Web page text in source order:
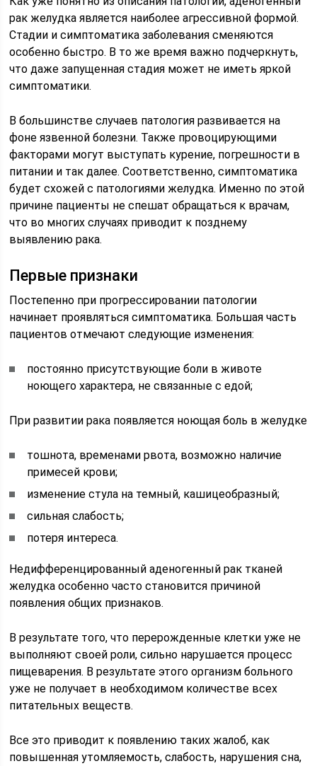
рак желудка является наиболее агрессивной формой.
Стадии и симптоматика заболевания сменяются
особенно быстро. В то же время важно подчеркнуть,
что даже запущенная стадия может не иметь яркой
симптоматики.
В большинстве случаев патология развивается на
фоне язвенной болезни. Также провоцирующими
факторами могут выступать курение, погрешности в
питании и так далее. Соответственно, симптоматика
будет схожей с патологиями желудка. Именно по этой
причине пациенты не спешат обращаться к врачам,
что во многих случаях приводит к позднему
выявлению рака.
Первые признаки
Постепенно при прогрессировании патологии
начинает проявляться симптоматика. Большая часть
пациентов отмечают следующие изменения:
постоянно присутствующие боли в животе
ноющего характера, не связанные с едой;
При развитии рака появляется ноющая боль в желудке
тошнота, временами рвота, возможно наличие
примесей крови;
изменение стула на темный, кашицеобразный;
сильная слабость;
потеря интереса.
Недифференцированный аденогенный рак тканей
желудка особенно часто становится причиной
появления общих признаков.
В результате того, что перерожденные клетки уже не
выполняют своей роли, сильно нарушается процесс
пищеварения. В результате этого организм больного
уже не получает в необходимом количестве всех
питательных веществ.
Все это приводит к появлению таких жалоб, как
повышенная утомляемость, слабость, нарушения сна,